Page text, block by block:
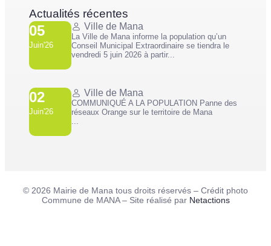
Actualités récentes
05
Juin'26
Ville de Mana
La Ville de Mana informe la population qu’un
Conseil Municipal Extraordinaire se tiendra le
vendredi 5 juin 2026 à partir...
02
Juin'26
Ville de Mana
COMMUNIQUÉ A LA POPULATION Panne des
réseaux Orange sur le territoire de Mana
...
© 2026 Mairie de Mana tous droits réservés – Crédit photo
Commune de MANA – Site réalisé par Netactions